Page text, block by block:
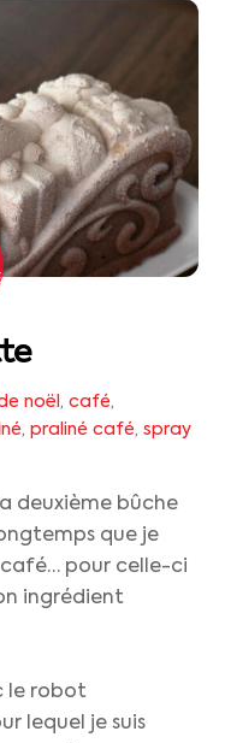
noël , café,
,praliné café,spray
deuxième bûche
que je
café… pour celle-ci
ingrédient
le robot
lequel je suis